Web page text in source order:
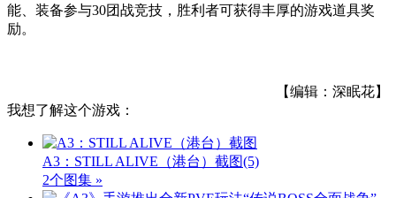
能、装备参与30团战竞技，胜利者可获得丰厚的游戏道具奖
励。
【编辑：深眠花】
我想了解这个游戏：
A3：STILL ALIVE（港台）截图(5)
2个图集 »